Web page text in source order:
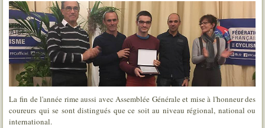
La fin de l'année rime aussi avec Assemblée Générale et mise à l'honneur des
coureurs qui se sont distingués que ce soit au niveau régional, national ou
international.